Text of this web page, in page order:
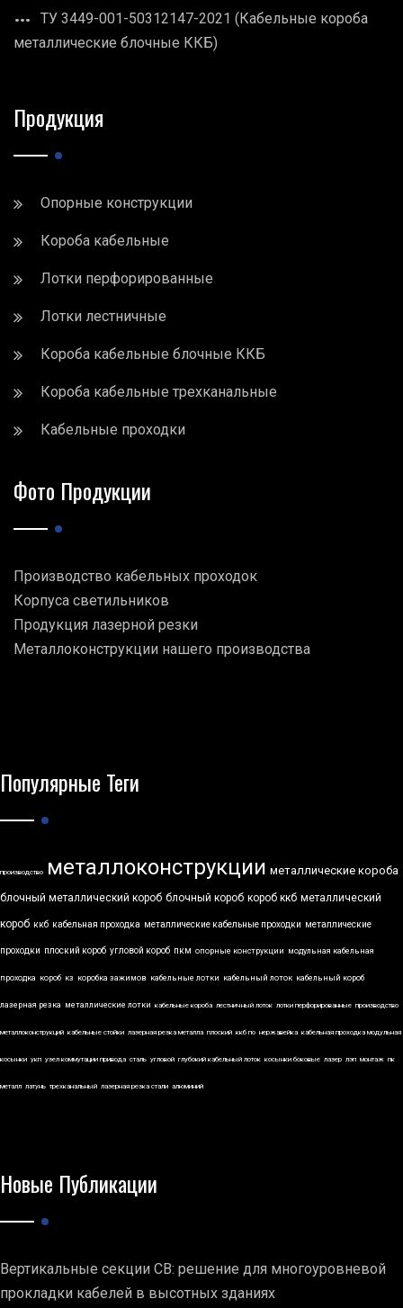
ТУ 3449-001-50312147-2021 (Кабельные короба
металлические блочные ККБ)
Продукция
Опорные конструкции
Короба кабельные
Лотки перфорированные
Лотки лестничные
Короба кабельные блочные ККБ
Короба кабельные трехканальные
Кабельные проходки
Фото Продукции
Производство кабельных проходок
Корпуса светильников
Продукция лазерной резки
Металлоконструкции нашего производства
Популярные Теги
производство металлоконструкции металлические короба
блочный металлический короб блочный короб короб ккб металлический
короб ккб кабельная проходка металлические кабельные проходки металлические
проходки плоский короб угловой короб пкм опорные конструкции модульная кабельная
проходка короб кз коробка зажимов кабельные лотки кабельный лоток кабельный короб
лазерная резка металлические лотки кабельные короба лестничный лоток лотки перфорированные производство
металлоконструкций кабельные стойки лазерная резка металла плоский ккб по нержавейка кабельная проходка модульная
косынки укп узел коммутации привода сталь угловой глубокий кабельный лоток косынки боковые лазер лэп монтаж пк
металл латунь трехканальный лазерная резка стали алюминий
Новые Публикации
Вертикальные секции СВ: решение для многоуровневой
прокладки кабелей в высотных зданиях